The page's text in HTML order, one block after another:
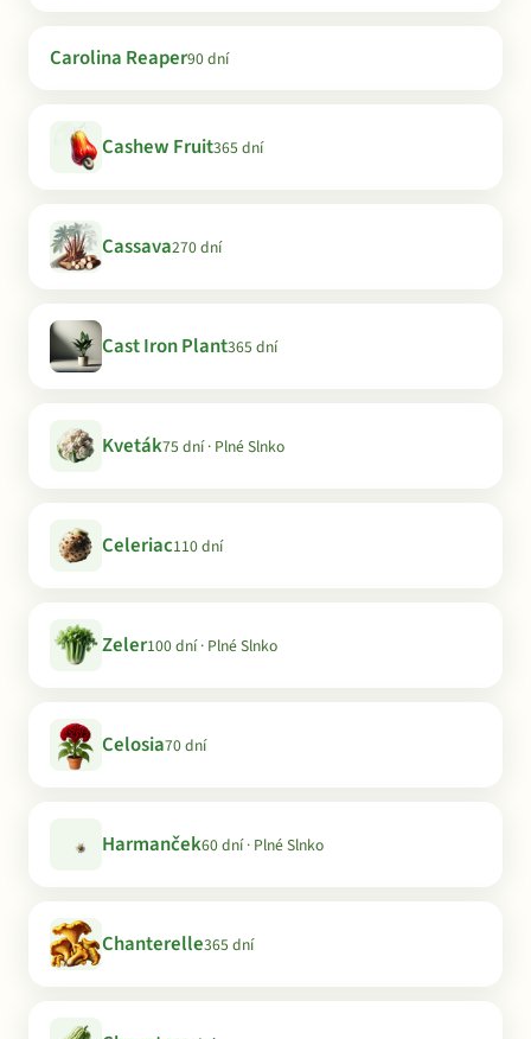
Carolina Reaper90 dní
Cashew Fruit365 dní
Cassava270 dní
Cast Iron Plant365 dní
Kveták75 dní · Plné Slnko
Celeriac110 dní
Zeler100 dní · Plné Slnko
Celosia70 dní
Harmanček60 dní · Plné Slnko
Chanterelle365 dní